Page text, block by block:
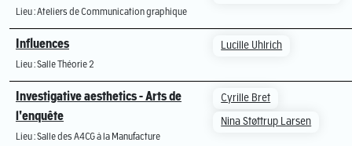
Lieu : Ateliers de Communication graphique
Influences
Lieu : Salle Théorie 2
Lucille Uhlrich
Investigative aesthetics - Arts de
l'enquête
Lieu : Salle des A4CG à la Manufacture
Cyrille Bret
Nina Støttrup Larsen